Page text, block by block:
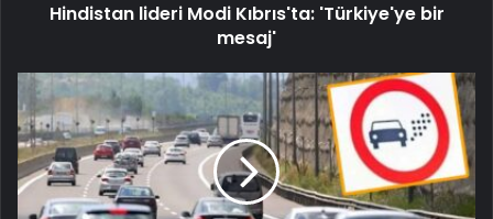
Hindistan lideri Modi Kıbrıs'ta: 'Türkiye'ye bir
mesaj'